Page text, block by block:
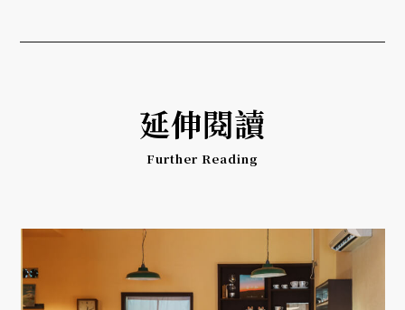
延伸閱讀
Further Reading